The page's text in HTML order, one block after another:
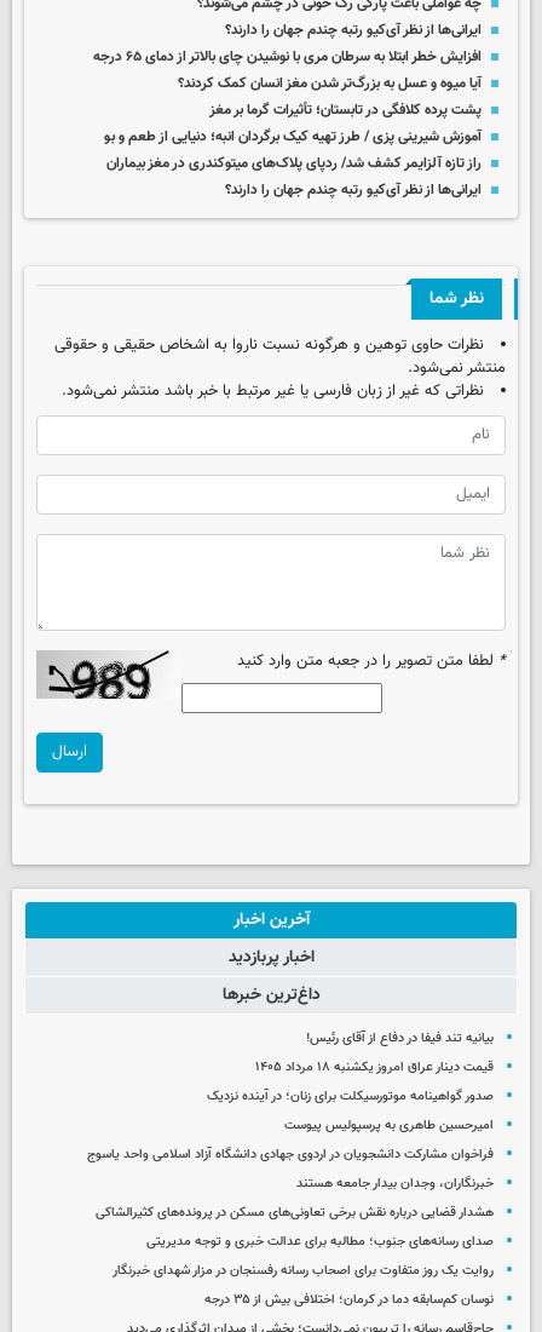
ایرانی‌ها از نظر آی‌کیو رتبه چندم جهان را دارند؟
افزایش خطر ابتلا به سرطان مری با نوشیدن چای بالاتر از دمای ۶۵ درجه
آیا میوه و عسل به بزرگ‌تر شدن مغز انسان کمک کردند؟
پشت پرده کلافگی در تابستان؛ تأثیرات گرما بر مغز
آموزش شیرینی پزی / طرز تهیه کیک برگردان انبه؛ دنیایی از طعم و بو
راز تازه آلزایمر کشف شد/ ردپای پلاک‌های میتوکندری در مغز بیماران
ایرانی‌ها از نظر آی‌کیو رتبه چندم جهان را دارند؟
نظر شما
نظرات حاوی توهین و هرگونه نسبت ناروا به اشخاص حقیقی و حقوقی
منتشر نمی‌شود.
نظراتی که غیر از زبان فارسی یا غیر مرتبط با خبر باشد منتشر نمی‌شود.
* لطفا متن تصویر را در جعبه متن وارد کنید
ارسال
آخرین اخبار
اخبار پربازدید
داغ‌ترین خبرها
بیانیه تند فیفا در دفاع از آقای رئیس!
قیمت دینار عراق امروز یکشنبه ۱۸ مرداد ۱۴۰۵
صدور گواهینامه موتورسیکلت برای زنان؛ در آینده نزدیک
امیرحسین طاهری به پرسپولیس پیوست
فراخوان مشارکت دانشجویان در اردوی جهادی دانشگاه آزاد اسلامی واحد یاسوج
خبرنگاران، وجدان بیدار جامعه هستند
هشدار قضایی درباره نقش برخی تعاونی‌های مسکن در پرونده‌های کثیرالشاکی
صدای رسانه‌های جنوب؛ مطالبه برای عدالت خبری و توجه مدیریتی
روایت یک روز متفاوت برای اصحاب رسانه رفسنجان در مزار شهدای خبرنگار
نوسان کم‌سابقه دما در کرمان؛ اختلافی بیش از ۳۵ درجه